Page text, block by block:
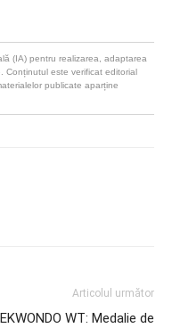
(IA) pentru realizarea, adaptarea
Conținutul este verificat editorial
publicate aparține
Articolul următor
WT: Medalie de